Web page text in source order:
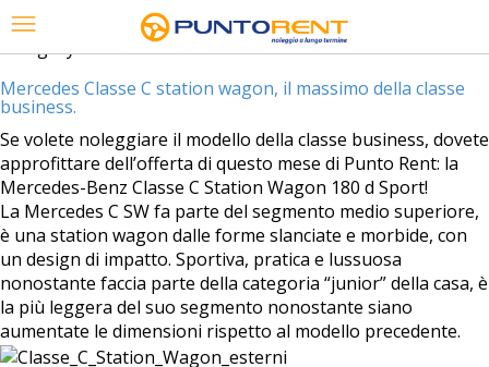
Category Archives:Mercedes-Benz
Mercedes Classe C station wagon, il massimo della classe
business.
Se volete noleggiare il modello della classe business, dovete
approfittare dell’offerta di questo mese di Punto Rent: la
Mercedes-Benz Classe C Station Wagon 180 d Sport!
La Mercedes C SW fa parte del segmento medio superiore,
è una station wagon dalle forme slanciate e morbide, con
un design di impatto. Sportiva, pratica e lussuosa
nonostante faccia parte della categoria “junior” della casa, è
la più leggera del suo segmento nonostante siano
aumentate le dimensioni rispetto al modello precedente.